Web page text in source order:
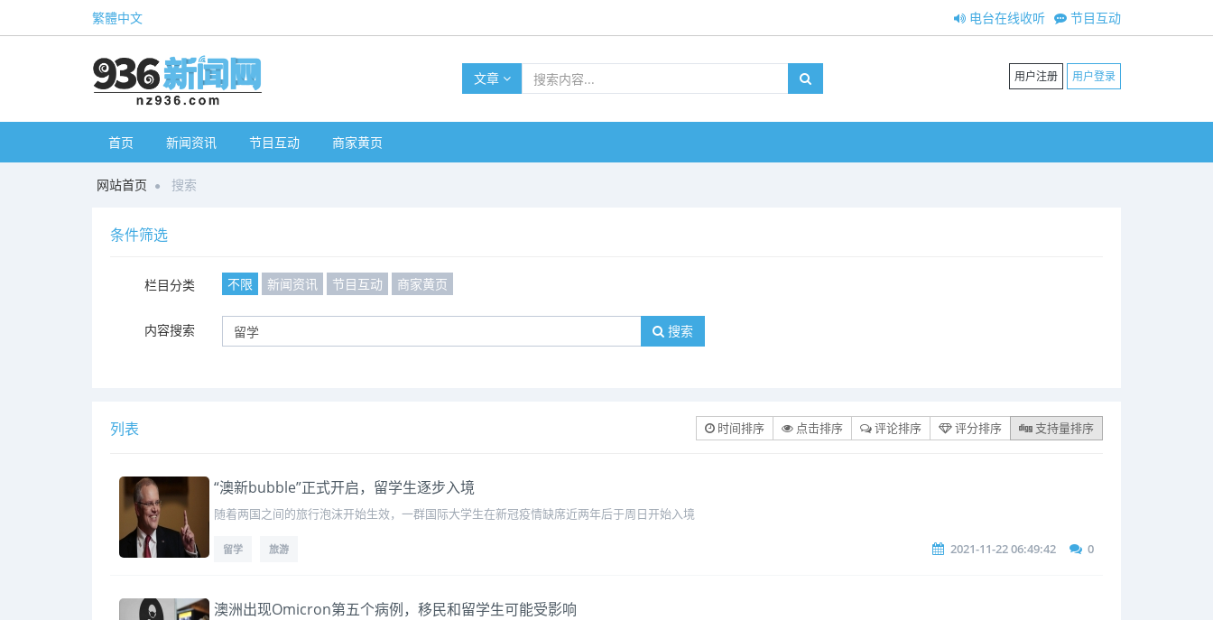
繁體中文 节目互动
电台在线收听
文章 用户注册 用户登录
首页 新闻资讯 节目互动 商家黄页
网站首页 搜索
条件筛选
栏目分类 不限 新闻资讯 节目互动 商家黄页
内容搜索 搜索
列表 时间排序 点击排序 评论排序 评分排序 支持量排序
“澳新bubble”正式开启，留学生逐步入境
随着两国之间的旅行泡沫开始生效，一群国际大学生在新冠疫情缺席近两年后于周日开始入境
留学 旅游 2021-11-22 06:49:42 0
澳洲出现Omicron第五个病例，移民和留学生可能受影响